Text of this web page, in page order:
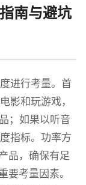
南与避坑
进行考量。首
影和玩游戏，
；如果以听音
指标。功率方
品，确保有足
要考量因素。